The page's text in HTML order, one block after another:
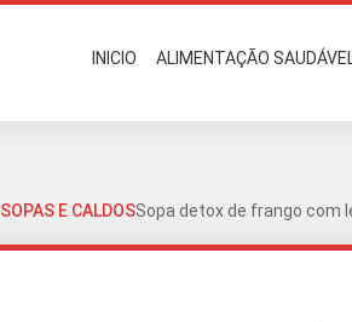
INICIO ALIMENTAÇÃO
SOPAS E CALDOSSopa detox de frango com